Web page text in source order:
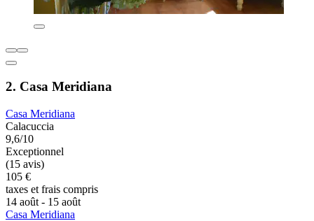
2. Casa Meridiana
Casa Meridiana
Calacuccia
9,6/10
Exceptionnel
(15 avis)
105 €
taxes et frais compris
14 août - 15 août
Casa Meridiana